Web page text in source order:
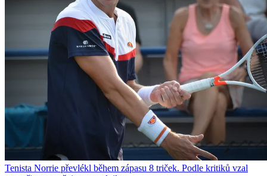
Tenista Norrie převlékl během zápasu 8 triček. Podle kritiků vzal